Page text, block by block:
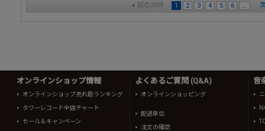
前の20件 1 2 3 4 5 6 ...
オンラインショップ情報
オンラインショップ売れ筋ランキング
タワーレコード全店チャート
セール＆キャンペーン
よくあるご質問 (Q&A)
オンラインショッピング
配送単位
注文の確認
音